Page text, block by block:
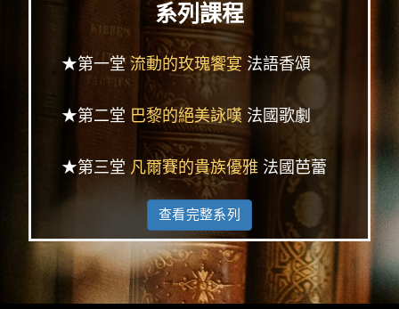
系列課程
★第一堂 流動的玫瑰饗宴 法語香頌
★第二堂 巴黎的絕美詠嘆 法國歌劇
★第三堂 凡爾賽的貴族優雅法國芭蕾
查看完整系列